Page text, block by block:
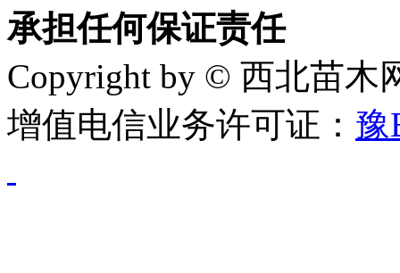
承担任何保证责任
Copyright by © 西北苗木
增值电信业务许可证： 豫